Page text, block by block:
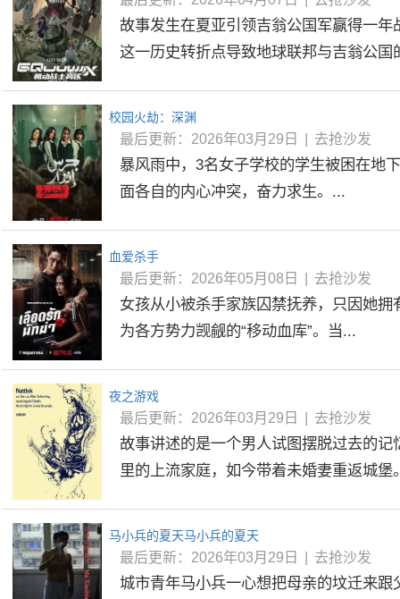
故事发生在夏亚引领吉翁公国军赢得一年
这一历史转折点导致地球联邦与吉翁公国
校园火劫：深渊
最后更新：2026年03月29日 去抢沙发
暴风雨中，3名女子学校的学生被困在地
面各自的内心冲突，奋力求生。...
血爱杀手
最后更新：2026年05月08日 去抢沙发
女孩从小被杀手家族囚禁抚养，只因她拥
为各方势力觊觎的“移动血库”。当...
夜之游戏
最后更新：2026年03月29日 去抢沙发
故事讲述的是一个男人试图摆脱过去的记
里的上流家庭，如今带着未婚妻重返城堡
马小兵的夏天马小兵的夏天
最后更新：2026年03月29日 去抢沙发
城市青年马小兵一心想把母亲的坟迁来跟